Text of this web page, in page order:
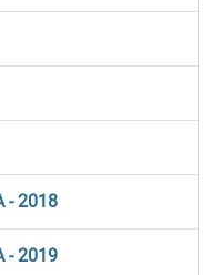
- 2018
- 2019